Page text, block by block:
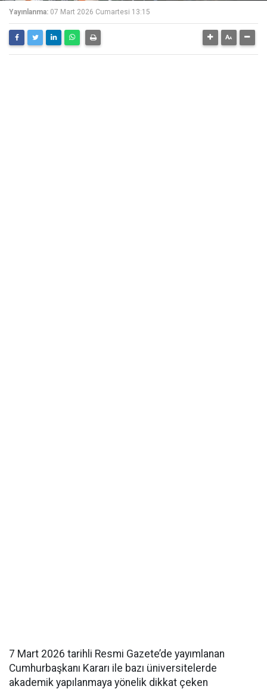
Yayınlanma: 07 Mart 2026 Cumartesi 13:15
7 Mart 2026 tarihli Resmi Gazete’de yayımlanan
Cumhurbaşkanı Kararı ile bazı üniversitelerde
akademik yapılanmaya yönelik dikkat çeken